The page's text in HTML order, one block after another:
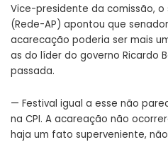
Vice-presidente da comissão, o
(Rede-AP) apontou que
acarecação poderia ser mais
as do líder do governo Ricardo
passada.
— Festival igual a esse não
na CPI. A acareação não
haja um fato superveniente,